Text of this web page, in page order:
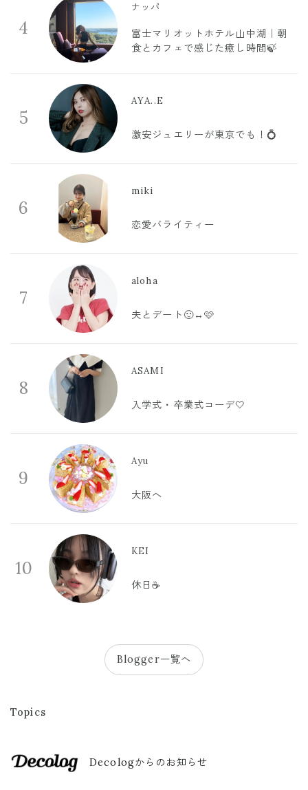
4
ナッパ
富士マリオットホテル山中湖｜朝
食とカフェで感じた癒し時間🍃
5
AYA..E
激安ジュエリーが東京でも！💍
6
miki
恋愛バライティー
7
aloha
夫とデート🙂‍↔️🩷
8
ASAMI
入学式・卒業式コーデ🤍
9
Ayu
大阪へ
10
KEI
休日☕️
Blogger一覧へ
Topics
Decologからのお知らせ